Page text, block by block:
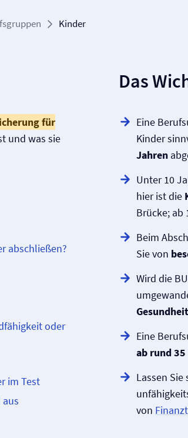
Kinder
für
und was sie
abschließen?
oder
im Test
Das
Eine
Kinder
Jahren
Unter 10
hier ist die
Brücke; ab
Beim
Sie von
Wird die
Eine
ab rund 35
Lassen
von